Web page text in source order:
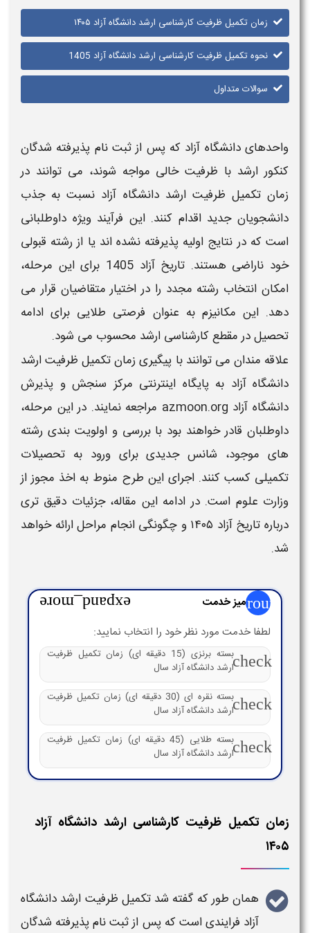
زمان تکمیل ظرفیت کارشناسی ارشد دانشگاه آزاد ۱۴۰۵
نحوه تکمیل ظرفیت کارشناسی ارشد دانشگاه آزاد 1405
سوالات متداول
واحدهایدانشگاه آزاد که پس از ثبت ‌نام پذیرفته‌ شدگان
کنکور ارشد با ظرفیتخالی مواجه شوند، می ‌توانند در
زمان تکمیل ظرفیت ارشد دانشگاه آزاد نسبت به جذب
دانشجویان جدید اقدام کنند. این فرآیند ویژه داوطلبانی
است که در نتایج اولیه پذیرفته نشده‌ اند یا از رشته قبولی
خود ناراضی هستند. تاریخ آزاد 1405
برای این مرحله،
امکان انتخاب رشته مجدد را در اختیار متقاضیان قرار می
‌دهد. این مکانیزم به عنوان فرصتی طلایی برای ادامه
تحصیل در مقطع کارشناسی ارشد محسوب می ‌شود.
علاقه‌ مندان می ‌توانند با پیگیری زمان تکمیل ظرفیت ارشد
دانشگاه آزاد به پایگاه اینترنتی مرکز سنجش و پذیرش
دانشگاه آزاد
azmoon.org مراجعه نمایند. در این مرحله،
داوطلبان قادر خواهند بود با بررسی و اولویت ‌بندی رشته
‌های موجود، شانس جدیدی برای ورود به تحصیلات
تکمیلی کسب کنند. اجرای این طرح منوط به اخذ مجوز از
وزارت علوم است. در ادامه این مقاله، جزئیات دقیق ‌تری
درباره تاریخ آزاد ۱۴۰۵
و چگونگی انجام مراحل ارائه خواهد
شد.
groupمیز خدمت expand_more
لطفا خدمت مورد نظر خود را انتخاب نمایید:
check
بسته برنزی (15 دقیقه ای) زمان تکمیل ظرفیت
ارشد دانشگاه آزاد سال
check
بسته نقره ای (30 دقیقه ای) زمان تکمیل ظرفیت
ارشد دانشگاه آزاد سال
check
بسته طلایی (45 دقیقه ای) زمان تکمیل ظرفیت
ارشد دانشگاه آزاد سال
زمان تکمیل ظرفیت کارشناسی ارشد دانشگاه آزاد
۱۴۰۵
همان طور که گفته شدتکمیل ظرفیت ارشد دانشگاه
آزاد فرایندی است که پس از ثبت نام پذیرفته شدگان